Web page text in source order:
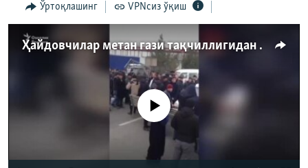
Озодлик бошқа тилларда
Ўртоқлашинг VPNсиз ўқиш
Ҳайдовчилар метан гази тақчиллигидан норози бўлиб автойўлни тўсиб қўйди
Айни дамда медиа-манба мавжуд эмас